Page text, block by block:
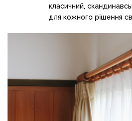
класичний,
для кожного рішення